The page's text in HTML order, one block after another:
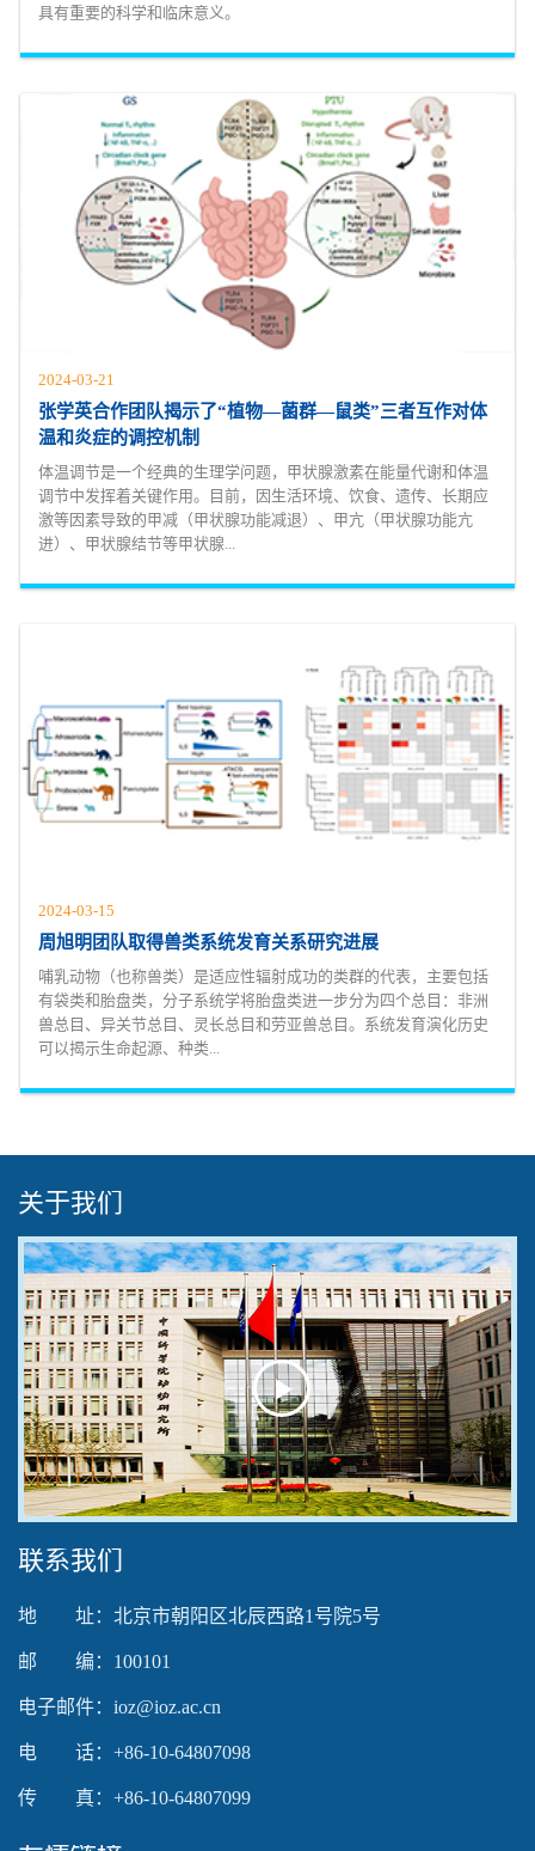
具有重要的科学和临床意义。
2024-03-21
张学英合作团队揭示了“植物—菌群—鼠类”三者互作对体
温和炎症的调控机制
体温调节是一个经典的生理学问题，甲状腺激素在能量代谢和体温
调节中发挥着关键作用。目前，因生活环境、饮食、遗传、长期应
激等因素导致的甲减（甲状腺功能减退）、甲亢（甲状腺功能亢
进）、甲状腺结节等甲状腺...
2024-03-15
周旭明团队取得兽类系统发育关系研究进展
哺乳动物（也称兽类）是适应性辐射成功的类群的代表，主要包括
有袋类和胎盘类，分子系统学将胎盘类进一步分为四个总目：非洲
兽总目、异关节总目、灵长总目和劳亚兽总目。系统发育演化历史
可以揭示生命起源、种类...
关于我们
Play
Video
联系我们
地 址：北京市朝阳区北辰西路1号院5号
邮 编：100101
电子邮件：ioz@ioz.ac.cn
电 话：+86-10-64807098
传 真：+86-10-64807099